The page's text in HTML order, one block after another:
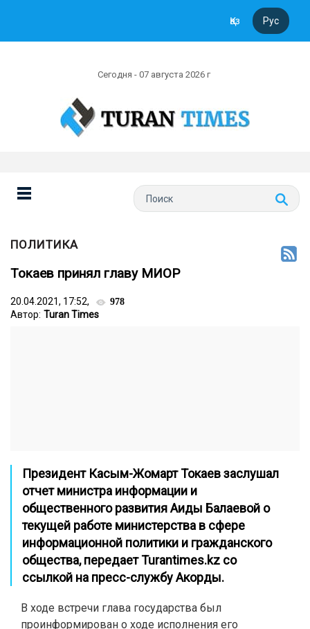
Қаз Рус
Сегодня - 07 августа 2026 г
ПОЛИТИКА
Токаев принял главу МИОР
20.04.2021, 17:52, 978
Автор: Turan Times
Президент Касым-Жомарт Токаев заслушал
отчет министра информации и
общественного развития Аиды Балаевой о
текущей работе министерства в сфере
информационной политики и гражданского
общества, передаетTurantimes.kz со
ссылкой на пресс-службу Акорды.
В ходе встречи глава государства был
проинформирован о ходе исполнения его